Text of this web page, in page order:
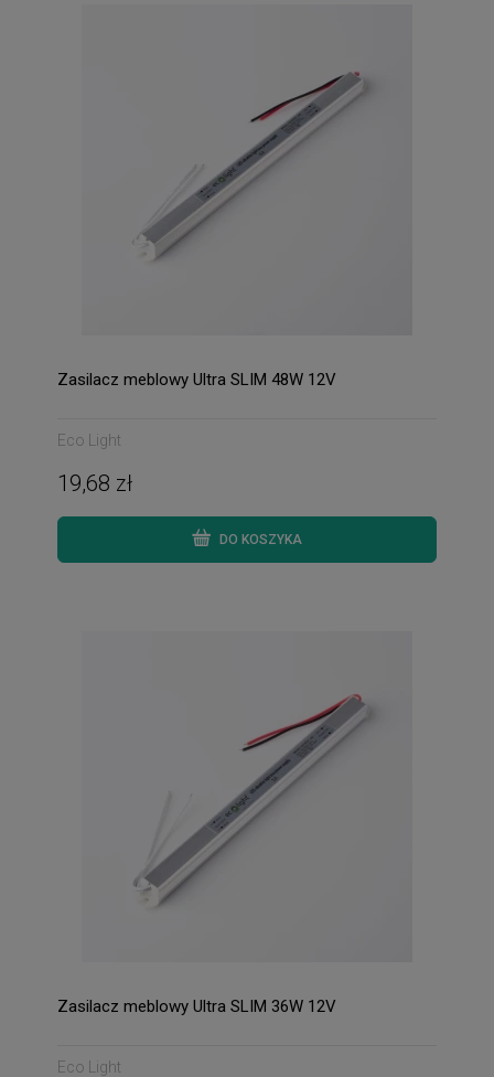
Zasilacz meblowy Ultra SLIM 48W 12V
Eco Light
19,68 zł
DO KOSZYKA
Zasilacz meblowy Ultra SLIM 36W 12V
Eco Light